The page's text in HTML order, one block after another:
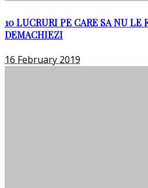
10 LUCRURI PE CARE SA NU LE
DEMACHIEZI
16 February 2019